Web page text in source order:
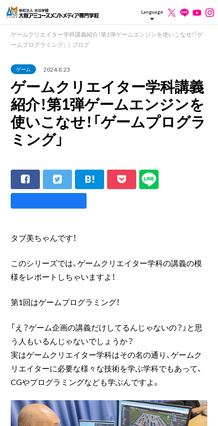
Language
ゲームクリエイター学科講義紹介！第1弾ゲームエンジンを使いこなせ！「ゲ
ームプログラミング」｜ブログ
ゲーム 2024.8.23
ゲームクリエイター学科講義
紹介！第1弾ゲームエンジンを
使いこなせ！「ゲームプログラ
ミング」
タブ美ちゃんです！
このシリーズでは、ゲームクリエイター学科の講義の模
様をレポートしちゃいますよ！
第1回はゲームプログラミング！
「え？ゲーム企画の講義だけしてるんじゃないの？」と思
う人もいるんじゃないでしょうか？
実はゲームクリエイター学科はその名の通り、ゲームク
リエイターに必要な様々な技術を学ぶ学科でもあって、
CGやプログラミングなども学ぶんですよ。